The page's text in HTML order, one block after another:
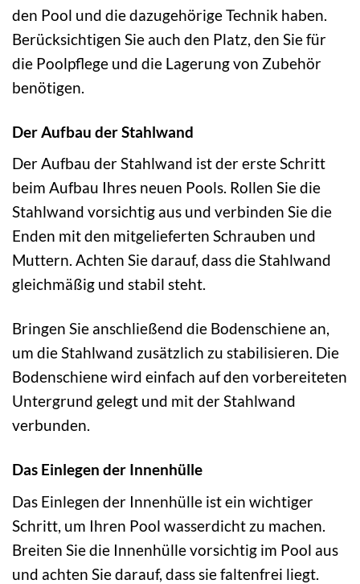
den Pool und die dazugehörige Technik haben.
Berücksichtigen Sie auch den Platz, den Sie für
die Poolpflege und die Lagerung von Zubehör
benötigen.
Der Aufbau der Stahlwand
Der Aufbau der Stahlwand ist der erste Schritt
beim Aufbau Ihres neuen Pools. Rollen Sie die
Stahlwand vorsichtig aus und verbinden Sie die
Enden mit den mitgelieferten Schrauben und
Muttern. Achten Sie darauf, dass die Stahlwand
gleichmäßig und stabil steht.
Bringen Sie anschließend die Bodenschiene an,
um die Stahlwand zusätzlich zu stabilisieren. Die
Bodenschiene wird einfach auf den vorbereiteten
Untergrund gelegt und mit der Stahlwand
verbunden.
Das Einlegen der Innenhülle
Das Einlegen der Innenhülle ist ein wichtiger
Schritt, um Ihren Pool wasserdicht zu machen.
Breiten Sie die Innenhülle vorsichtig im Pool aus
und achten Sie darauf, dass sie faltenfrei liegt.